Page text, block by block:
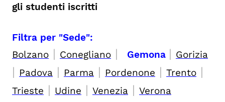
gli studenti iscritti
Filtra per "Sede":
Bolzano | Conegliano | Gemona | Gorizia
| Padova | Parma | Pordenone | Trento |
Trieste | Udine | Venezia | Verona